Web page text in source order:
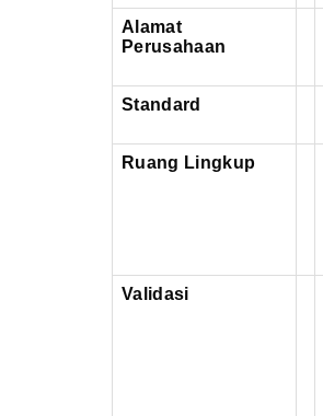
Alamat
Perusahaan
Standard
Ruang Lingkup
Validasi